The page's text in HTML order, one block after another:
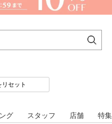
セット
グ スタッフ 店舗 特集